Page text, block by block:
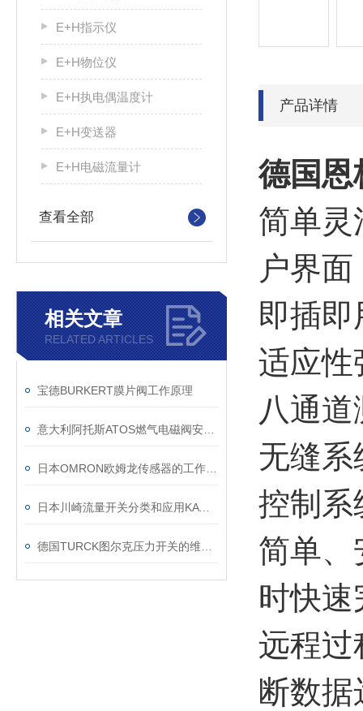
E+H指示仪
E+H物位仪
E+H执电偶温度计
E+H变送器
E+H电磁流量计
查看全部
相关文章
RELATED ARTICLES
宝德BURKERT膜片阀工作原理
日本川崎流量开关分类和应用KAWAKI
产品详情
德国恩
简单灵
户界
即插即
适应性
八通
无缝
控制系
简单、
时快速
远程过
断数